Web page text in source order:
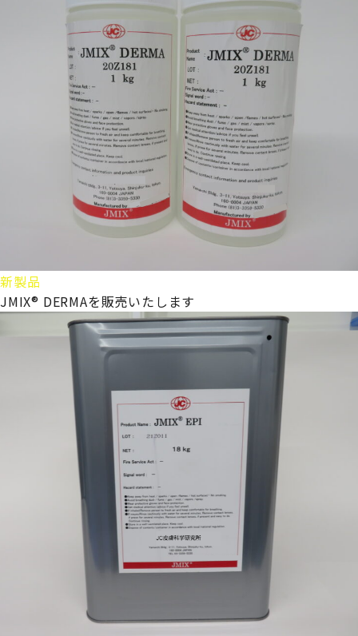
新製品
JMIX® DERMAを販売いたします